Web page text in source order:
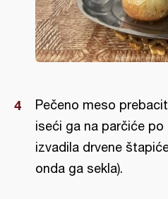
Pečeno meso
iseći ga na parčiće po
izvadila drvene
onda ga sekla).